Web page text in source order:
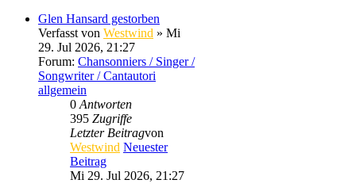
Glen Hansard gestorben
Verfasst von Westwind » Mi
29. Jul 2026, 21:27
Forum: Chansonniers / Singer /
Songwriter / Cantautori
allgemein
0 Antworten
395 Zugriffe
Letzter Beitragvon
Westwind Neuester
Beitrag
Mi 29. Jul 2026, 21:27